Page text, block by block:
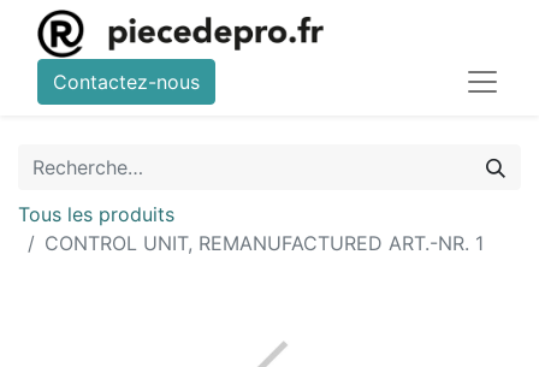
Contactez-nous
Tous les produits
CONTROL UNIT, REMANUFACTURED ART.-NR. 1